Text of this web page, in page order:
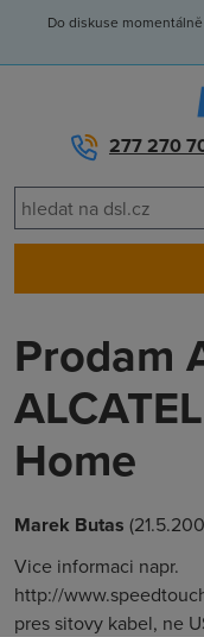
Do diskuse
277 270
Prodam
Home
Marek Butas
Vice informaci napr.
http://
pres sitovy kabel, ne